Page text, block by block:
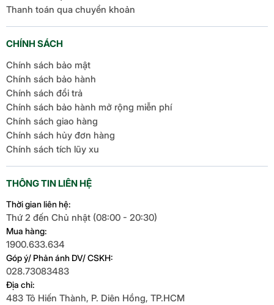
Cổng sạc
TÍNH NĂNG
Kháng nước,
bụi
Không
Cảm biến
Áp kế
năng với hệ thống camera tiên tiến, iPad Air M2
chắc chắn sẽ là lựa chọn tuyệt vời.
> Xem thêm:
Màu gì? Giá bao nhiêu?
Thanh toán qua chuyển khoản
CHÍNH SÁCH
Chính sách bảo mật
Chính sách bảo hành
Chính sách đổi trả
Chính sách bảo hành mở rộng miễn phí
Chính sách giao hàng
Chính sách hủy đơn hàng
Chính sách tích lũy xu
THÔNG TIN LIÊN HỆ
Thời gian liên hệ:
Thứ 2 đến Chủ nhật (08:00 - 20:30)
Mua hàng:
1900.633.634
Góp ý/ Phản ánh DV/ CSKH:
028.73083483
Địa chỉ:
483 Tô Hiến Thành, P. Diên Hồng, TP.HCM